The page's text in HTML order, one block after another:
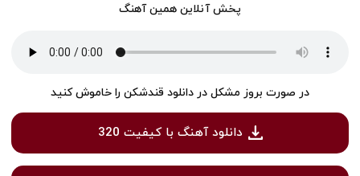
پخش آنلاین همین آهنگ
در صورت بروز مشکل در دانلود قندشکن را خاموش کنید
دانلود آهنگ با کیفیت 320